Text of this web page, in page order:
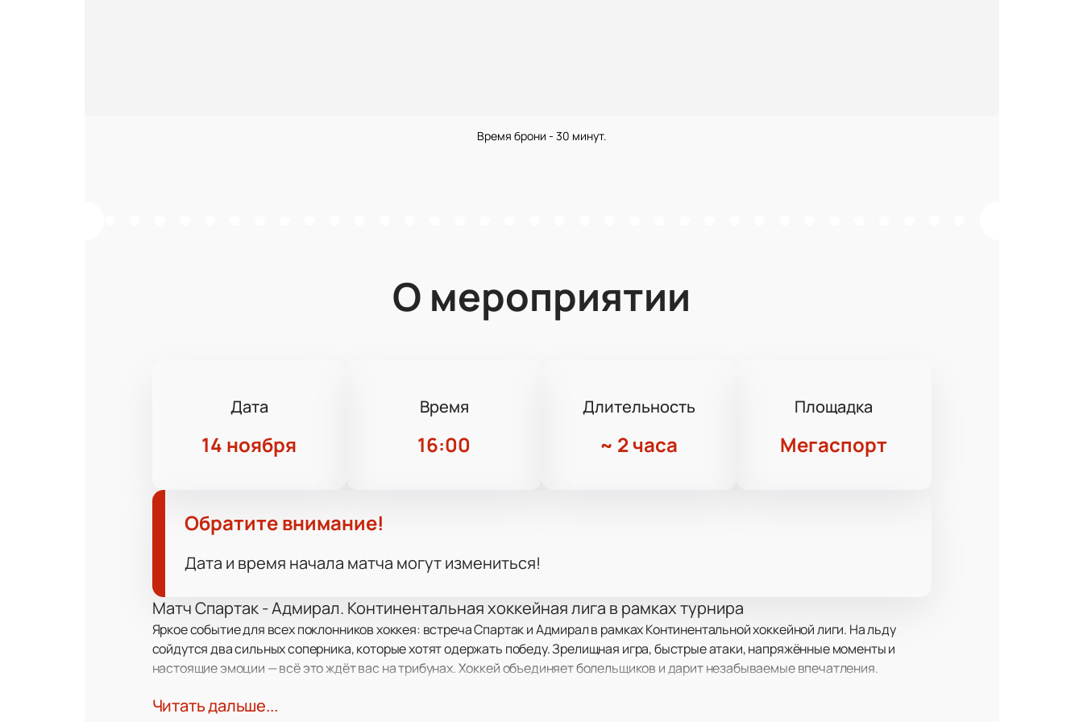
Время брони - 30 минут.
О мероприятии
Дата
14 ноября
Время
16:00
Длительность
~ 2 часа
Площадка
Мегаспорт
Обратите внимание!
Дата и время начала матча могут измениться!
Матч Спартак - Адмирал. Континентальная хоккейная лига в рамках турнира
Яркое событие для всех поклонников хоккея: встреча Спартак и Адмирал в рамках Континентальной хоккейной лиги. На льду
сойдутся два сильных соперника, которые хотят одержать победу. Зрелищная игра, быстрые атаки, напряжённые моменты и
настоящие эмоции — всё это ждёт вас на трибунах. Хоккей объединяет болельщиков и дарит незабываемые впечатления.
О командах
Читать дальше...